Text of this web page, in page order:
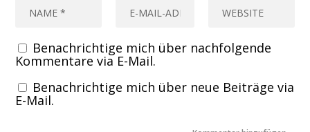
Benachrichtige mich über nachfolgende
Kommentare via E-Mail.
Benachrichtige mich über neue Beiträge via
E-Mail.